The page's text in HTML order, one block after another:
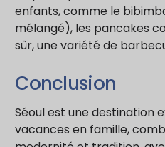
enfants, comme le
mélangé), les pancakes
sûr, une variété de
Conclusion
Séoul est une destination
vacances en famille,